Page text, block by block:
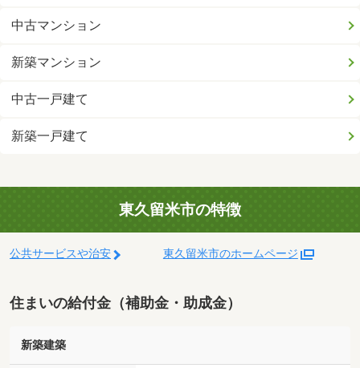
中古マンション
新築マンション
中古一戸建て
新築一戸建て
東久留米市の特徴
公共サービスや治安 東久留米市のホームページ
住まいの給付金（補助金・助成金）
新築建築